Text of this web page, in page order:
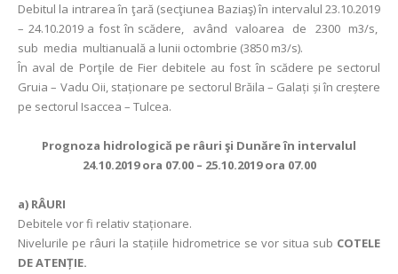
Debitul la intrarea în ţară (secţiunea Baziaş) în intervalul 23.10.2019
– 24.10.2019 a fost în scădere, având valoarea de 2300 m3/s,
sub media multianuală a lunii octombrie (3850 m3/s).
În aval de Porţile de Fier debitele au fost în scădere pe sectorul
Gruia – Vadu Oii, staționare pe sectorul Brăila – Galați și în creștere
pe sectorul Isaccea – Tulcea.
Prognoza hidrologică pe râuri şi Dunăre în intervalul
24.10.2019 ora 07.00 – 25.10.2019 ora 07.00
a) RÂURI
Debitele vor fi relativ staționare.
Nivelurile pe râuri la stațiile hidrometrice se vor situa sub COTELE
DE ATENȚIE.